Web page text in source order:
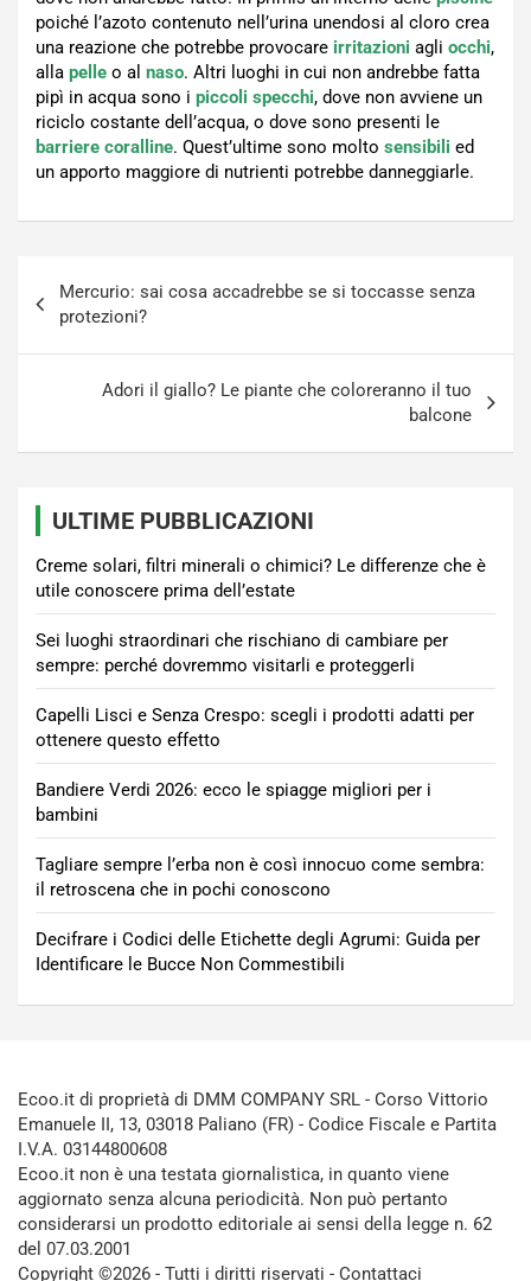
poiché l’azoto contenuto nell’urina unendosi al cloro crea
una reazione che potrebbe provocare irritazioni agli occhi,
alla pelle o al naso. Altri luoghi in cui non andrebbe fatta
pipì in acqua sono i piccoli specchi, dove non avviene un
riciclo costante dell’acqua, o dove sono presenti le
barriere coralline. Quest’ultime sono molto sensibili ed
un apporto maggiore di nutrienti potrebbe danneggiarle.
articoli
Mercurio: sai cosa accadrebbe se si toccasse senza
protezioni?
Adori il giallo? Le piante che coloreranno il tuo
balcone
ULTIME PUBBLICAZIONI
Creme solari, filtri minerali o chimici? Le differenze che è
utile conoscere prima dell’estate
Sei luoghi straordinari che rischiano di cambiare per
sempre: perché dovremmo visitarli e proteggerli
Capelli Lisci e Senza Crespo: scegli i prodotti adatti per
ottenere questo effetto
Bandiere Verdi 2026: ecco le spiagge migliori per i
bambini
Tagliare sempre l’erba non è così innocuo come sembra:
il retroscena che in pochi conoscono
Decifrare i Codici delle Etichette degli Agrumi: Guida per
Identificare le Bucce Non Commestibili
Ecoo.it di proprietà di DMM COMPANY SRL - Corso Vittorio
Emanuele II, 13, 03018 Paliano (FR) - Codice Fiscale e Partita
I.V.A. 03144800608
Ecoo.it non è una testata giornalistica, in quanto viene
aggiornato senza alcuna periodicità. Non può pertanto
considerarsi un prodotto editoriale ai sensi della legge n. 62
del 07.03.2001
Copyright ©2026 - Tutti i diritti riservati - Contattaci